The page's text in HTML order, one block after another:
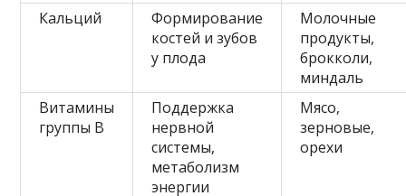
Кальций
Формирование
костей и зубов
у плода
Молочные
продукты,
брокколи,
миндаль
Витамины
группы В
Поддержка
нервной
системы,
метаболизм
энергии
Мясо,
зерновые,
орехи